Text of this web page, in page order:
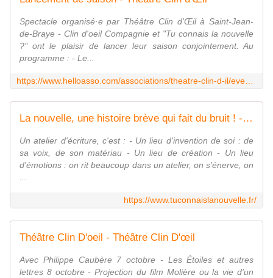
Spectacle organisé·e par Théâtre Clin d'Œil à Saint-Jean-
de-Braye - Clin d'oeil Compagnie et "Tu connais la nouvelle
?" ont le plaisir de lancer leur saison conjointement. Au
programme : - Le...
La nouvelle, une histoire brève qui fait du bruit ! - Tu connais la nouvelle ?
Un atelier d'écriture, c'est : - Un lieu d'invention de soi : de
sa voix, de son matériau - Un lieu de création - Un lieu
d'émotions : on rit beaucoup dans un atelier, on s'énerve, on
https://www.tuconnaislanouvelle.fr/
Théâtre Clin D'oeil - Théâtre Clin D'œil
Avec Philippe Caubère 7 octobre - Les Étoiles et autres
lettres 8 octobre - Projection du film Molière ou la vie d'un